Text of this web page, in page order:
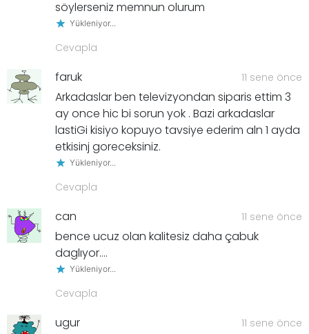
söylerseniz memnun olurum
Yükleniyor...
Cevapla
faruk 11 sene önce
Arkadaslar ben televizyondan siparis ettim 3
ay once hic bi sorun yok . Bazi arkadaslar
lastiGi kisiyo kopuyo tavsiye ederim aln 1 ayda
etkisinj goreceksiniz.
Yükleniyor...
Cevapla
can 11 sene önce
bence ucuz olan kalitesiz daha çabuk
daglıyor….
Yükleniyor...
Cevapla
ugur 11 sene önce